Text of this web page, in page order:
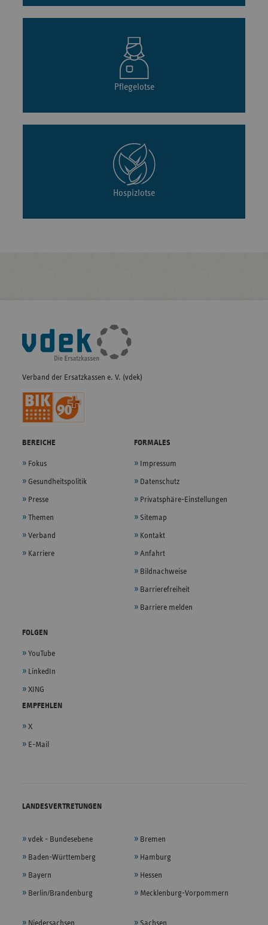
Pflegelotse
Hospizlotse
Fußleisten-
Navigation
Verband der Ersatzkassen e. V. (vdek)
BEREICHE
Fokus
Gesundheitspolitik
Presse
Themen
Verband
Karriere
FORMALES
Impressum
Datenschutz
Privatsphäre-Einstellungen
Sitemap
Kontakt
Anfahrt
Bildnachweise
Barrierefreiheit
Barriere melden
FOLGEN
YouTube
LinkedIn
XING
EMPFEHLEN
X
E-Mail
LANDESVERTRETUNGEN
vdek - Bundesebene
Baden-Württemberg
Bayern
Berlin/Brandenburg
Bremen
Hamburg
Hessen
Mecklenburg-Vorpommern
Niedersachsen Sachsen